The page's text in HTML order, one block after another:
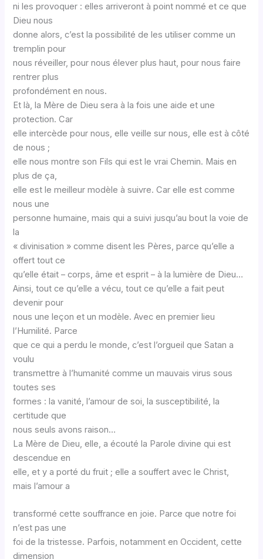
ni les provoquer : elles arriveront à point nommé et ce que
Dieu nous
donne alors, c’est la possibilité de les utiliser comme un
tremplin pour
nous réveiller, pour nous élever plus haut, pour nous faire
rentrer plus
profondément en nous.
Et là, la Mère de Dieu sera à la fois une aide et une
protection. Car
elle intercède pour nous, elle veille sur nous, elle est à côté
de nous ;
elle nous montre son Fils qui est le vrai Chemin. Mais en
plus de ça,
elle est le meilleur modèle à suivre. Car elle est comme
nous une
personne humaine, mais qui a suivi jusqu’au bout la voie de
la
« divinisation » comme disent les Pères, parce qu’elle a
offert tout ce
qu’elle était – corps, âme et esprit – à la lumière de Dieu…
Ainsi, tout ce qu’elle a vécu, tout ce qu’elle a fait peut
devenir pour
nous une leçon et un modèle. Avec en premier lieu
l’Humilité. Parce
que ce qui a perdu le monde, c’est l’orgueil que Satan a
voulu
transmettre à l’humanité comme un mauvais virus sous
toutes ses
formes : la vanité, l’amour de soi, la susceptibilité, la
certitude que
nous seuls avons raison…
La Mère de Dieu, elle, a écouté la Parole divine qui est
descendue en
elle, et y a porté du fruit ; elle a souffert avec le Christ,
mais l’amour a
transformé cette souffrance en joie. Parce que notre foi
n’est pas une
foi de la tristesse. Parfois, notamment en Occident, cette
dimension